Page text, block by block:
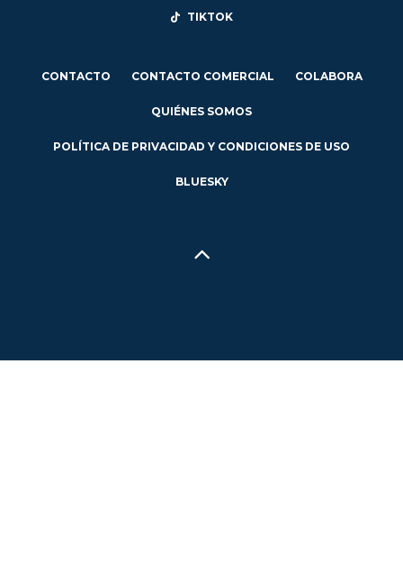
TIKTOK
CONTACTO CONTACTO COMERCIAL COLABORA
QUIÉNES SOMOS
POLÍTICA DE PRIVACIDAD Y CONDICIONES DE USO
BLUESKY